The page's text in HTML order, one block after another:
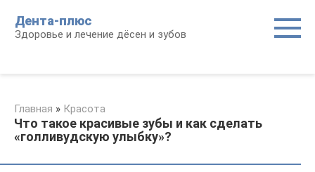
контенту
Дента-плюс
Здоровье и лечение дёсен и зубов
Главная » Красота
Что такое красивые зубы и как сделать
«голливудскую улыбку»?